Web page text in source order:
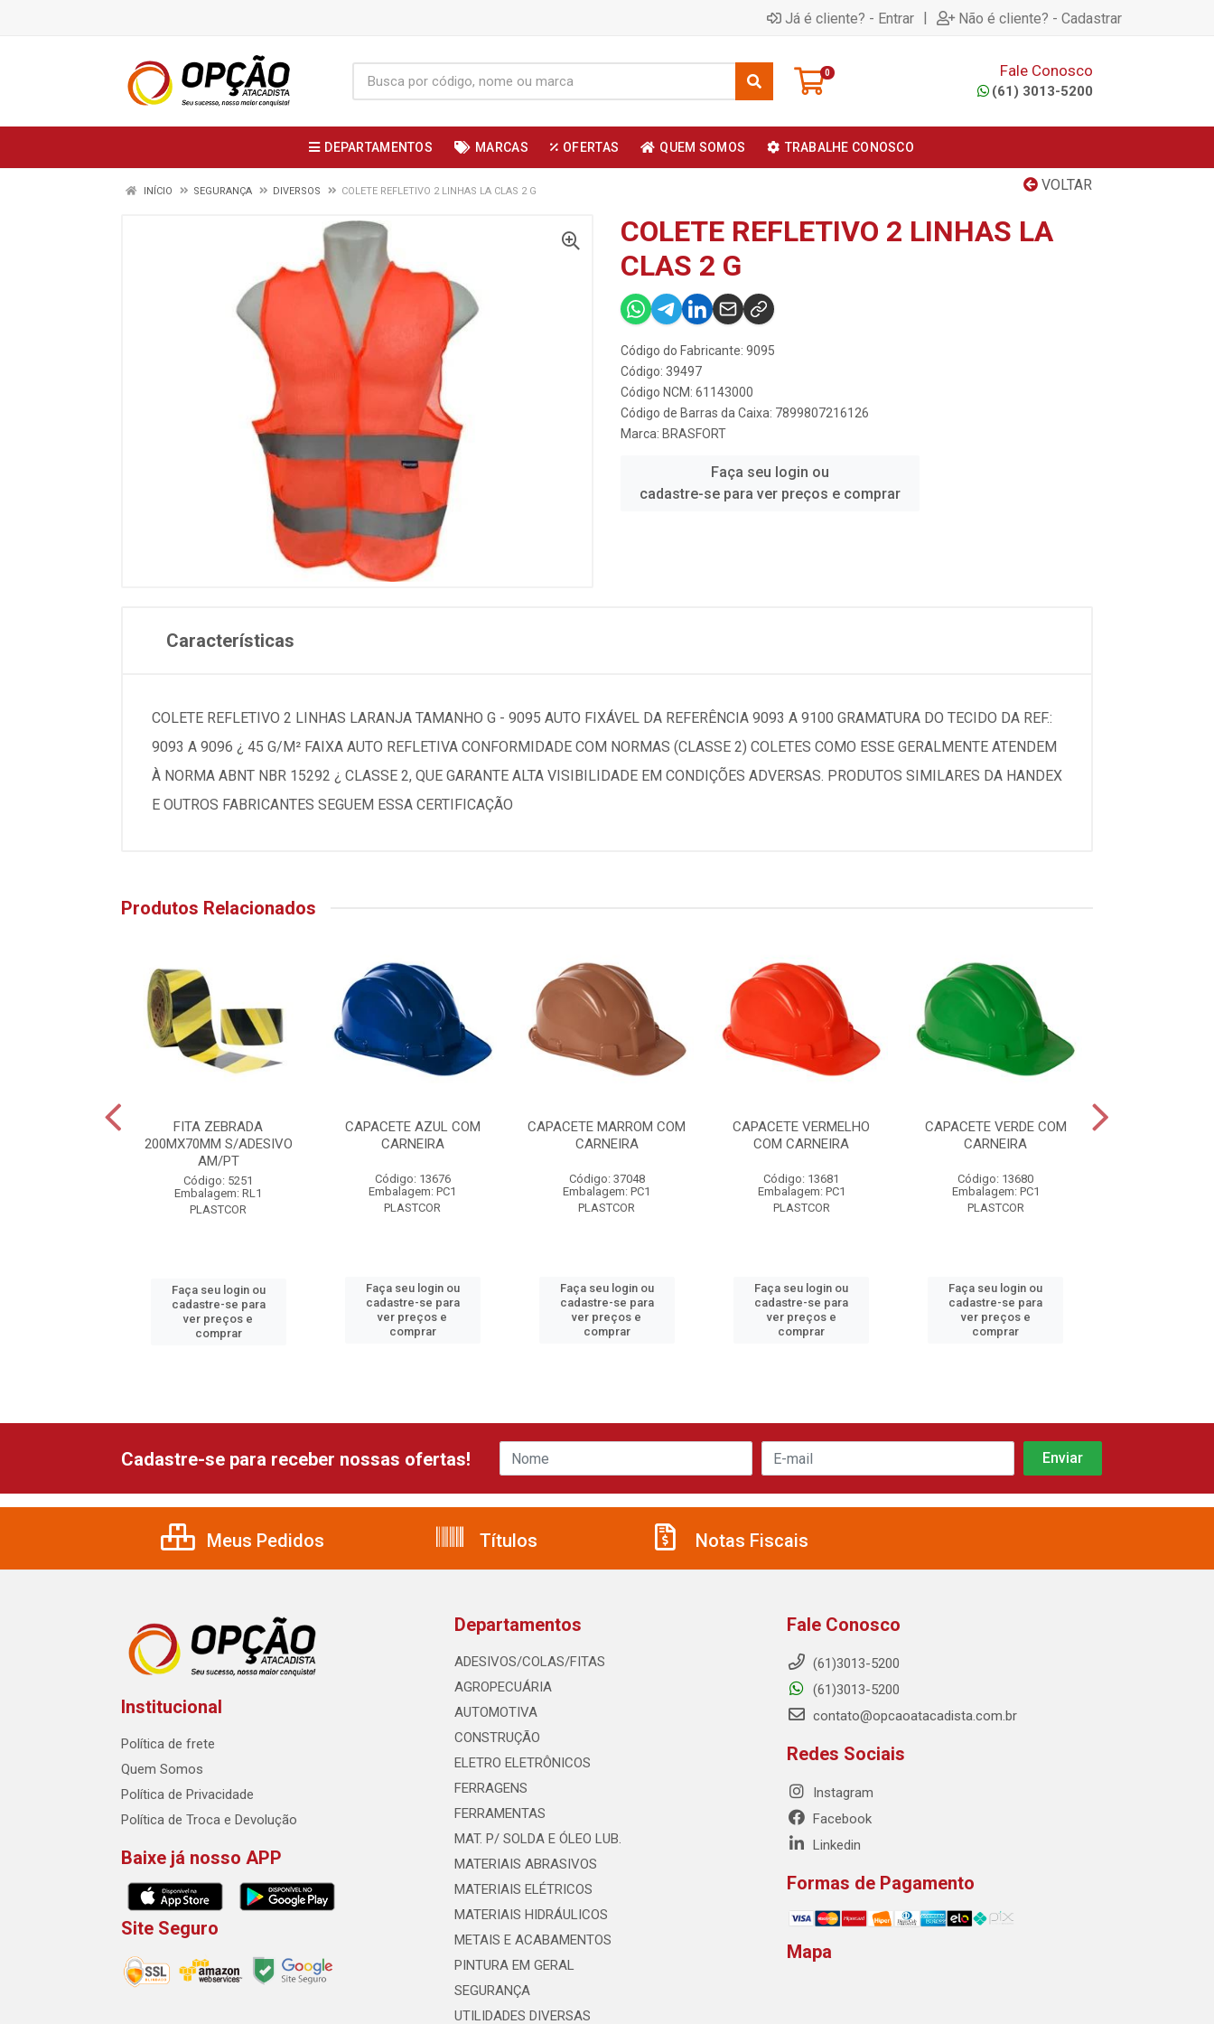
Já é cliente? - Entrar | Não é cliente? - Cadastrar
0 Fale Conosco
(61) 3013-5200
DEPARTAMENTOS MARCAS OFERTAS QUEM SOMOS TRABALHE CONOSCO
VOLTAR
INÍCIO SEGURANÇA DIVERSOS COLETE REFLETIVO 2 LINHAS LA CLAS 2 G
COLETE REFLETIVO 2 LINHAS LA
CLAS 2 G
Código do Fabricante: 9095
Código: 39497
Código NCM: 61143000
Código de Barras da Caixa: 7899807216126
Marca: BRASFORT
Faça seu login ou
cadastre-se para ver preços e comprar
Características
COLETE REFLETIVO 2 LINHAS LARANJA TAMANHO G - 9095 AUTO FIXÁVEL DA REFERÊNCIA 9093 A 9100 GRAMATURA DO TECIDO DA REF.:
9093 A 9096 ¿ 45 G/M² FAIXA AUTO REFLETIVA CONFORMIDADE COM NORMAS (CLASSE 2) COLETES COMO ESSE GERALMENTE ATENDEM
À NORMA ABNT NBR 15292 ¿ CLASSE 2, QUE GARANTE ALTA VISIBILIDADE EM CONDIÇÕES ADVERSAS. PRODUTOS SIMILARES DA HANDEX
E OUTROS FABRICANTES SEGUEM ESSA CERTIFICAÇÃO
Produtos Relacionados
FITA ZEBRADA
200MX70MM S/ADESIVO
AM/PT
Código: 5251
Embalagem: RL1
PLASTCOR
Faça seu login ou
cadastre-se para
ver preços e
comprar
CAPACETE AZUL COM
CARNEIRA
Código: 13676
Embalagem: PC1
PLASTCOR
Faça seu login ou
cadastre-se para
ver preços e
comprar
CAPACETE MARROM COM
CARNEIRA
Código: 37048
Embalagem: PC1
PLASTCOR
Faça seu login ou
cadastre-se para
ver preços e
comprar
CAPACETE VERMELHO
COM CARNEIRA
Código: 13681
Embalagem: PC1
PLASTCOR
Faça seu login ou
cadastre-se para
ver preços e
comprar
CAPACETE VERDE COM
CARNEIRA
Código: 13680
Embalagem: PC1
PLASTCOR
Faça seu login ou
cadastre-se para
ver preços e
comprar
Cadastre-se para receber nossas ofertas!
Meus Pedidos Títulos Notas Fiscais
Institucional
Política de frete
Quem Somos
Política de Privacidade
Política de Troca e Devolução
Baixe já nosso APP
Site Seguro
Departamentos
ADESIVOS/COLAS/FITAS
AGROPECUÁRIA
AUTOMOTIVA
CONSTRUÇÃO
ELETRO ELETRÔNICOS
FERRAGENS
FERRAMENTAS
MAT. P/ SOLDA E ÓLEO LUB.
MATERIAIS ABRASIVOS
MATERIAIS ELÉTRICOS
MATERIAIS HIDRÁULICOS
METAIS E ACABAMENTOS
PINTURA EM GERAL
SEGURANÇA
UTILIDADES DIVERSAS
Fale Conosco
(61)3013-5200
(61)3013-5200
contato@opcaoatacadista.com.br
Redes Sociais
Instagram
Facebook
Linkedin
Formas de Pagamento
Mapa